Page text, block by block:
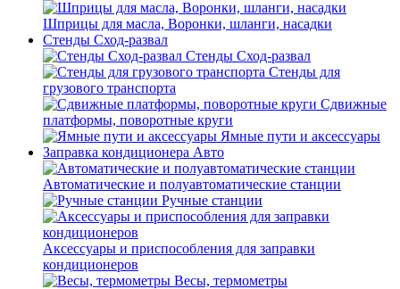
Шприцы для масла, Воронки, шланги, насадки
Стенды Сход-развал
Стенды Сход-развал
Стенды для
грузового транспорта
Сдвижные
платформы, поворотные круги
Ямные пути и аксессуары
Заправка кондиционера Авто
Автоматические и полуавтоматические станции
Ручные станции
Аксессуары и приспособления для заправки
кондиционеров
Весы, термометры